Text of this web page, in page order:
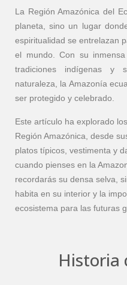
La Región Amazónica del
planeta, sino un lugar
espiritualidad se entrelazan
el mundo. Con su
tradiciones indígenas y
naturaleza, la Amazonía
ser protegido y celebrado.
Este artículo ha explorado
Región Amazónica, desde
platos típicos, vestimenta y
cuando pienses en la
recordarás su densa selva,
habita en su interior y la
ecosistema para las futuras
Historia
Costumbres y